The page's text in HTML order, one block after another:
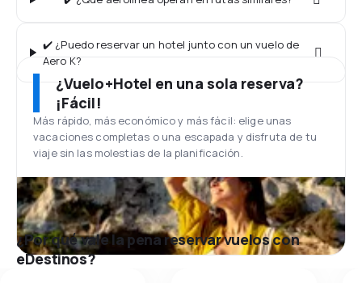
✔️ ¿Puedo reservar un hotel junto con un vuelo de
Aero K?
¿Vuelo+Hotel en una sola reserva?
¡Fácil!
Más rápido, más económico y más fácil: elige unas
vacaciones completas o una escapada y disfruta de tu
viaje sin las molestias de la planificación.
¿Por qué vale la pena reservar vuelos con
eDestinos?